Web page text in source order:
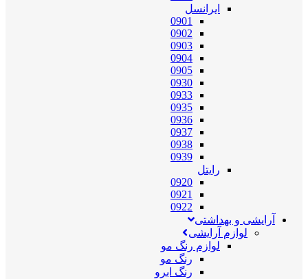
ایرانسل
0901
0902
0903
0904
0905
0930
0933
0935
0936
0937
0938
0939
رایتل
0920
0921
0922
آرایشی و بهداشتی
لوازم آرایشی
لوازم رنگ مو
رنگ مو
رنگ ابرو